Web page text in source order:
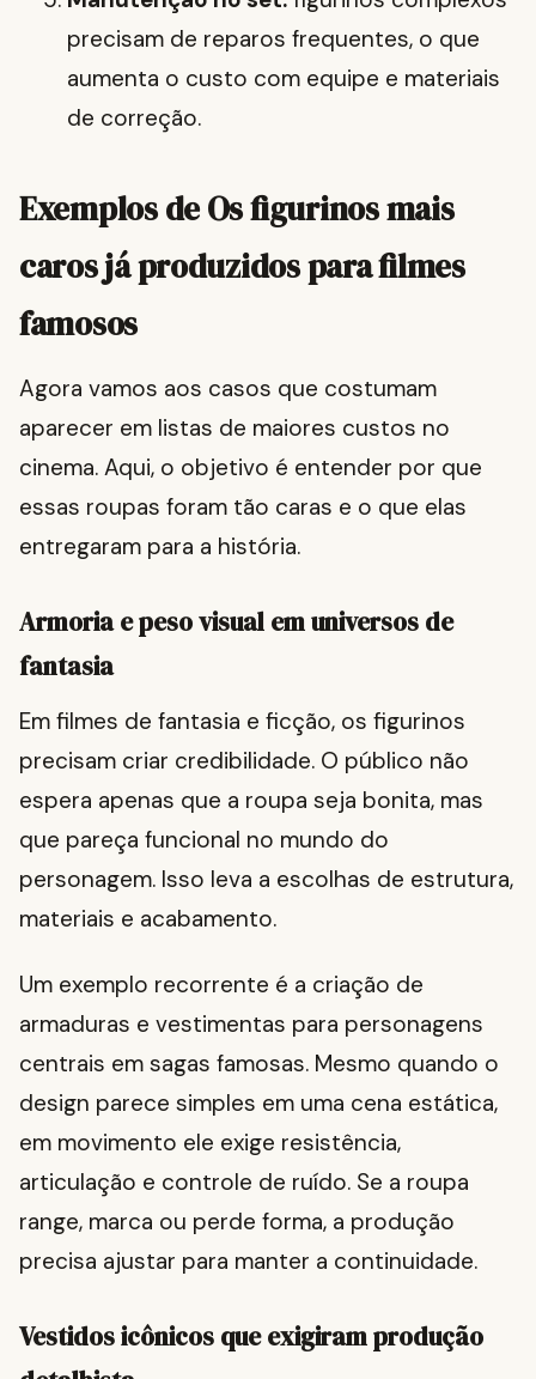
precisam de reparos frequentes, o que
aumenta o custo com equipe e materiais
de correção.
Exemplos de Os figurinos mais
caros já produzidos para filmes
famosos
Agora vamos aos casos que costumam
aparecer em listas de maiores custos no
cinema. Aqui, o objetivo é entender por que
essas roupas foram tão caras e o que elas
entregaram para a história.
Armoria e peso visual em universos de
fantasia
Em filmes de fantasia e ficção, os figurinos
precisam criar credibilidade. O público não
espera apenas que a roupa seja bonita, mas
que pareça funcional no mundo do
personagem. Isso leva a escolhas de estrutura,
materiais e acabamento.
Um exemplo recorrente é a criação de
armaduras e vestimentas para personagens
centrais em sagas famosas. Mesmo quando o
design parece simples em uma cena estática,
em movimento ele exige resistência,
articulação e controle de ruído. Se a roupa
range, marca ou perde forma, a produção
precisa ajustar para manter a continuidade.
Vestidos icônicos que exigiram produção